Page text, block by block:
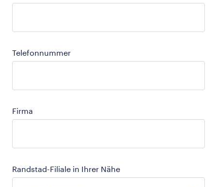
Telefonnummer
Firma
Randstad-Filiale in Ihrer Nähe